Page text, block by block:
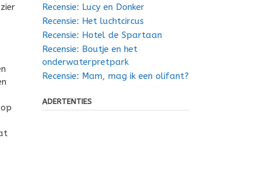
Recensie: Lucy en Donker
Recensie: Het luchtcircus
Recensie: Hotel de Spartaan
Recensie: Boutje en het
onderwaterpretpark
Recensie: Mam, mag ik een olifant?
ADERTENTIES